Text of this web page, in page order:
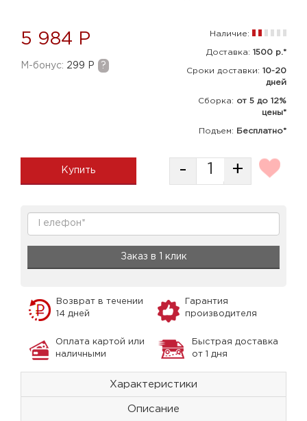
5 984 Р
M-бонус: 299 Р ?
Наличие:
Доставка: 1500 р.*
Сроки доставки: 10-20
дней
Сборка: от 5 до 12%
цены*
Подъем: Бесплатно*
Купить - +
Заказ в 1 клик
Возврат в течении
14 дней
Гарантия
производителя
Оплата картой или
наличными
Быстрая доставка
от 1 дня
Характеристики
Описание